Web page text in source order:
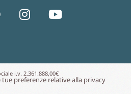
i.v. 2.361.888,00€
tue preferenze relative alla privacy